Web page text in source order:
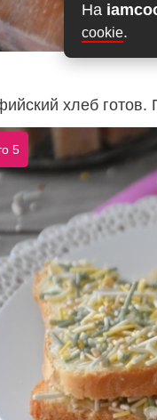
На
cookie.
хлеб готов.
5